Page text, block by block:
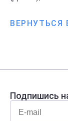
рассказали в
ВЕРНУТЬСЯ
Подпишись